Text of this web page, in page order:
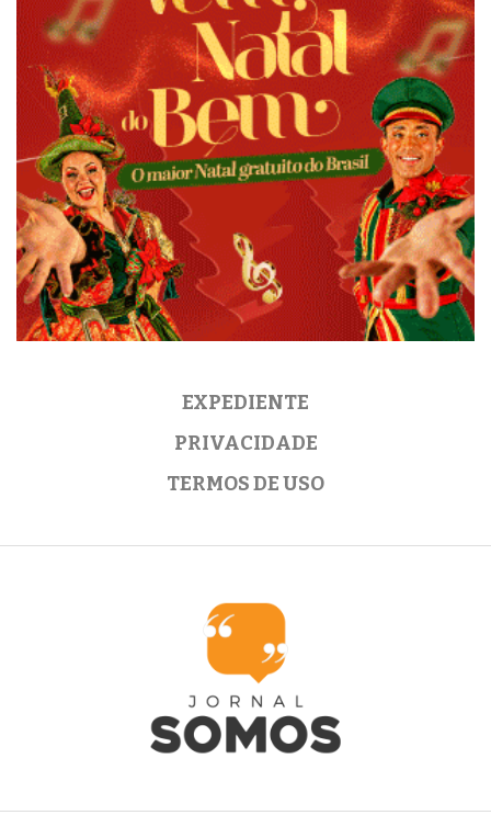
EXPEDIENTE
PRIVACIDADE
TERMOS DE USO